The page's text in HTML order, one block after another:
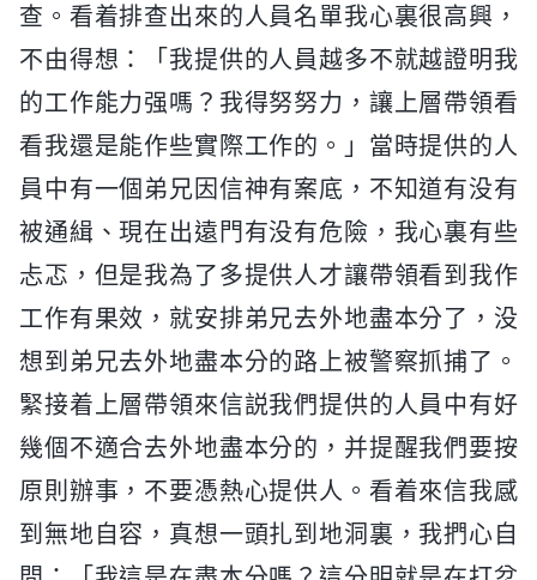
查。看着排查出來的人員名單我心裏很高興，
不由得想：「我提供的人員越多不就越證明我
的工作能力强嗎？我得努努力，讓上層帶領看
看我還是能作些實際工作的。」當時提供的人
員中有一個弟兄因信神有案底，不知道有没有
被通緝、現在出遠門有没有危險，我心裏有些
忐忑，但是我為了多提供人才讓帶領看到我作
工作有果效，就安排弟兄去外地盡本分了，没
想到弟兄去外地盡本分的路上被警察抓捕了。
緊接着上層帶領來信説我們提供的人員中有好
幾個不適合去外地盡本分的，并提醒我們要按
原則辦事，不要憑熱心提供人。看着來信我感
到無地自容，真想一頭扎到地洞裏，我捫心自